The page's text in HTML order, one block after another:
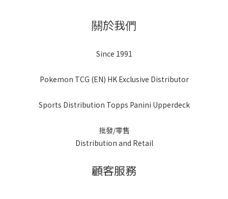
關於我們
Since 1991
Pokemon TCG (EN) HK Exclusive Distributor
Sports Distribution Topps Panini Upperdeck
批發/零售
Distribution and Retail
顧客服務